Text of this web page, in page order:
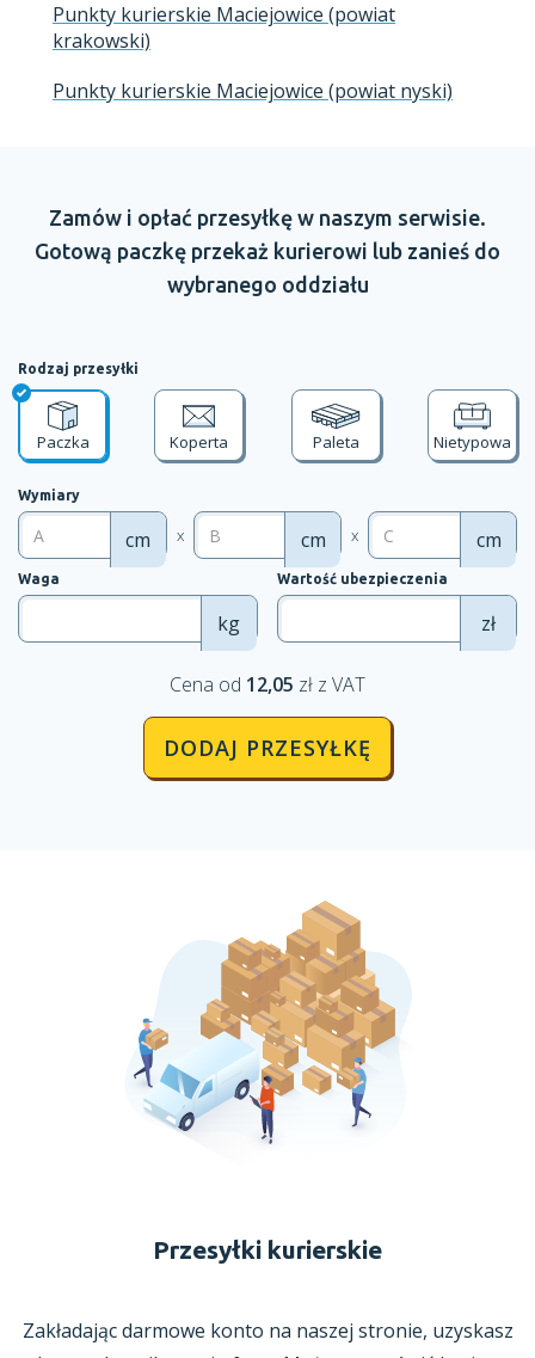
Punkty kurierskie Maciejowice (powiat
krakowski)
Punkty kurierskie Maciejowice (powiat nyski)
Zamów i opłać przesyłkę w naszym serwisie.
Gotową paczkę przekaż kurierowi lub zanieś do
wybranego oddziału
Rodzaj przesyłki
Paczka Koperta Paleta Nietypowa
Wymiary
cm x cm x cm
Waga
kg
Wartość ubezpieczenia
zł
Cena od 12,05 zł z VAT
DODAJ PRZESYŁKĘ
Przesyłki kurierskie
Zakładając darmowe konto na naszej stronie, uzyskasz